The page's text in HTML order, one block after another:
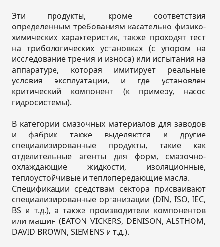
Эти продукты, кроме соответствия
определенным требованиям касательно физико-
химических характеристик, также проходят тест
на трибологических установках (с упором на
исследование трения и износа) или испытания на
аппаратуре, которая имитирует реальные
условия эксплуатации, и где установлен
критический компонент (к примеру, насос
гидросистемы).
В категории смазочных материалов для заводов
и фабрик также выделяются и другие
специализированные продукты, такие как
отделительные агенты для форм, смазочно-
охлаждающие жидкости, изоляционные,
теплоустойчивые и теплопередающие масла.
Спецификации средствам сектора присваивают
специализированные организации (DIN, ISO, IEC,
BS и т.д.), а также производители компонентов
или машин (EATON VICKERS, DENISON, ALSTHOM,
DAVID BROWN, SIEMENS и т.д.).